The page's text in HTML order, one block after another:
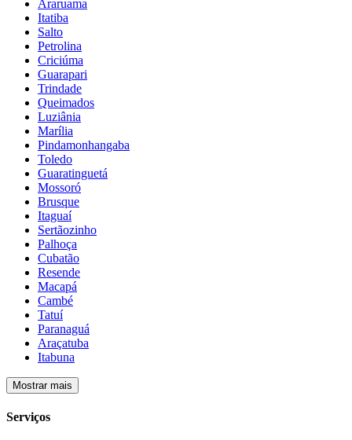
Araruama
Itatiba
Salto
Petrolina
Criciúma
Guarapari
Trindade
Queimados
Luziânia
Marília
Pindamonhangaba
Toledo
Guaratinguetá
Mossoró
Brusque
Itaguaí
Sertãozinho
Palhoça
Cubatão
Resende
Macapá
Cambé
Tatuí
Paranaguá
Araçatuba
Itabuna
Mostrar mais
Serviços